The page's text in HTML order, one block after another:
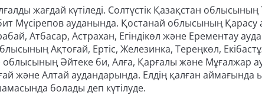
жағдай күтіледі. Солтүстік Қазақстан
Мүсірепов ауданында. Қостанай облысының
Атбасар, Астрахан, Егіндікөл және Ерементау
Ақтоғай, Ертіс, Железинка, Тереңкөл,
Әйтеке би, Алға, Қарғалы және Мұғалжар
және Алтай аудандарында. Елдің қалған аймағында
болады деп күтілуде.